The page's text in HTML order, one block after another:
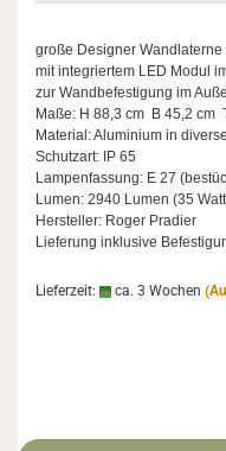
große De­si­gner
mit in­te­grier­tem LED Modul
zur Wand­be­fes­ti­gung im
Maße: H 88,3 cm B 45,2 cm
Ma­te­ri­al: Alu­mi­ni­um in
Schutz­art: IP 65
Lam­pen­fas­sung: E 27
Lumen: 2940 Lumen (35
Her­stel­ler: Roger Pra­dier
Lie­fe­rung in­klu­si­ve
Lieferzeit: ca. 3 Wochen